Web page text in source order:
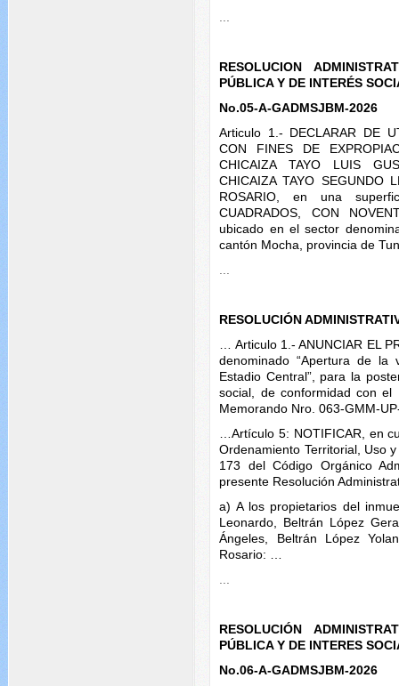
RESOLUCION
PÚBLICA Y DE INTERÉS
No.05-A-GADMSJBM-2026
Articulo 1.- DECLARAR DE
CON FINES DE
CHICAIZA TAYO LUIS
CHICAIZA TAYO SEGUNDO
ROSARIO, en una
CUADRADOS, CON
ubicado en el sector
cantón Mocha, provincia de
RESOLUCIÓN
… Articulo 1.- ANUNCIAR EL
denominado “Apertura de
Estadio Central”, para la
social, de conformidad con
Memorando Nro. 063-GMM-
…Artículo 5: NOTIFICAR, en
Ordenamiento Territorial, Uso
173 del Código Orgánico
presente Resolución
a) A los propietarios del
Leonardo, Beltrán López
Ángeles, Beltrán López
Rosario: …
RESOLUCIÓN
PÚBLICA Y DE INTERES
No.06-A-GADMSJBM-2026